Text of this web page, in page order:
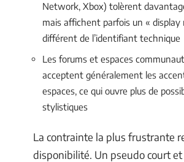
Network, Xbox) tolèrent
mais affichent parfois un « display
différent de l’identifiant technique
Les forums et espaces
acceptent généralement les
espaces, ce qui ouvre plus de
stylistiques
La contrainte la plus frustrante
disponibilité. Un pseudo court